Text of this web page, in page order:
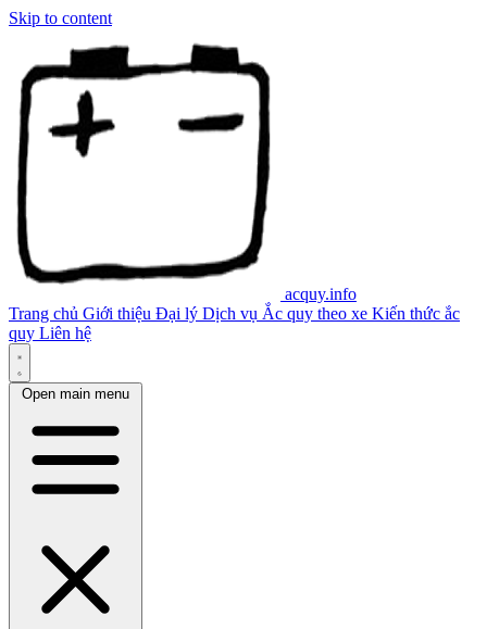
Skip to content
acquy.info
Trang chủ Giới thiệu Đại lý Dịch vụ Ắc quy theo xe Kiến thức ắc
quy Liên hệ
Open main menu